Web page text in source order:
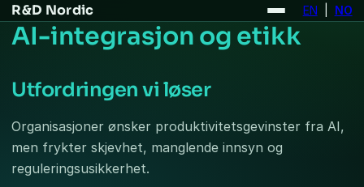
R&D Nordic EN NO
AI-integrasjon og etikk
Utfordringen vi løser
Organisasjoner ønsker produktivitetsgevinster fra AI,
men frykter skjevhet, manglende innsyn og
reguleringsusikkerhet.